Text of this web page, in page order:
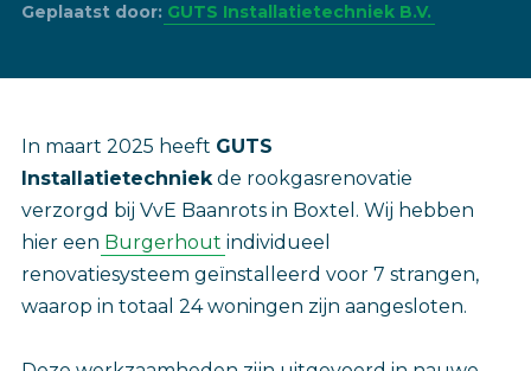
Geplaatst door: GUTS Installatietechniek B.V.
In maart 2025 heeft GUTS
Installatietechniekde rookgasrenovatie
verzorgd bij VvE Baanrots in Boxtel. Wij hebben
hier een Burgerhout individueel
renovatiesysteem geïnstalleerd voor 7 strangen,
waarop in totaal 24 woningen zijn aangesloten.